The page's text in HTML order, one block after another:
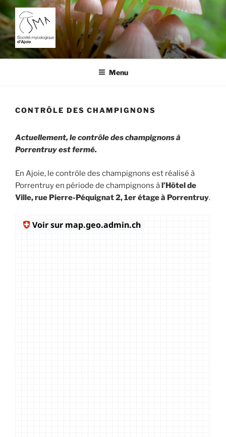
Aller
au
contenu
principal
SOCIÉTÉ MYCOLOGIQUE
L'étude des champignons dans la région de Porrentruy.
Menu
CONTRÔLE DES CHAMPIGNONS
Actuellement, le contrôle des champignons à
Porrentruy est fermé.
En Ajoie, le contrôle des champignons est réalisé à
Porrentruy en période de champignons àl’Hôtel de
Ville, rue Pierre-Péquignat 2, 1er étage à Porrentruy.